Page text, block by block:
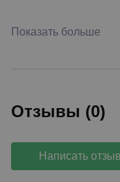
Показать больше
Отзывы (0)
Написать отзыв